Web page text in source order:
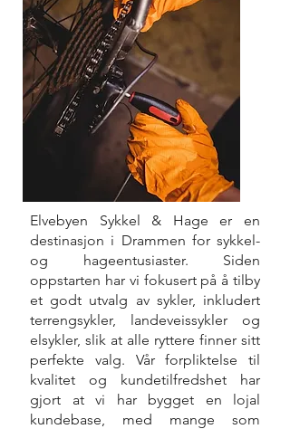
Elvebyen Sykkel & Hage er en
destinasjon i Drammen for sykkel-
og hageentusiaster. Siden
oppstarten har vi fokusert på å tilby
et godt utvalg av sykler, inkludert
terrengsykler, landeveissykler og
elsykler, slik at alle ryttere finner sitt
perfekte valg. Vår forpliktelse til
kvalitet og kundetilfredshet har
gjort at vi har bygget en lojal
kundebase, med mange som